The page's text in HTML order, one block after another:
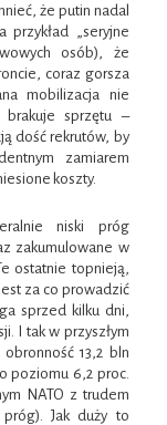
że putin nadal
„seryjne
osób), że
coraz gorsza
mobilizacja nie
brakuje sprzętu –
dość rekrutów, by
zamiarem
koszty.
niski próg
zakumulowane w
ostatnie topnieją,
za co prowadzić
sprzed kilku dni,
I tak w przyszłym
13,2 bln
poziomu 6,2 proc.
NATO z trudem
Jak duży to